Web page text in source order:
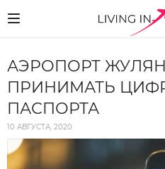
АЭРОПОРТ
ПРИНИМАТЬ
ПАСПОРТА
10 АВГУСТА, 2020